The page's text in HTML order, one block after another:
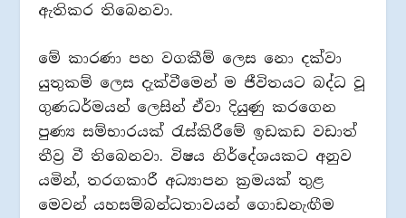
ඇතිකර තිබෙනවා.
මේ කාරණා පහ වගකීම් ලෙස නො දක්වා
යුතුකම් ලෙස දැක්වීමෙන් ම ජීවිතයට බද්ධ වූ
ගුණධර්මයන් ලෙසින් ඒවා දියුණු කරගෙන
පුණ්‍ය සම්භාරයක් රැස්කිරීමේ ඉඩකඩ වඩාත්
තීව‍්‍ර වී තිබෙනවා. විෂය නිර්දේශයකට අනුව
යමින්, තරගකාරී අධ්‍යාපන ක‍්‍රමයක් තුළ
මෙවන් යහසම්බන්ධතාවයන් ගොඩනැඟීම